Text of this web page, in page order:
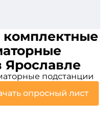
Ярославле
подстанции
опросный лист